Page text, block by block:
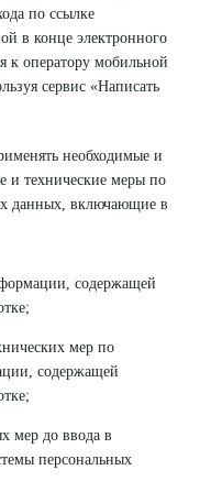
по ссылке
в конце электронного
к оператору мобильной
сервис «Написать
необходимые и
и технические меры по
данных, включающие в
содержащей
мер по
содержащей
мер до ввода в
персональных